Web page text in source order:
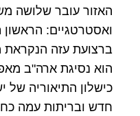
האזור עובר שלושה
ואסטרטגיים:
ברצועת עזה הנקראת
הוא נסיגת ארה"ב
כישלון התיאוריה של
חדש ובריתות עמה